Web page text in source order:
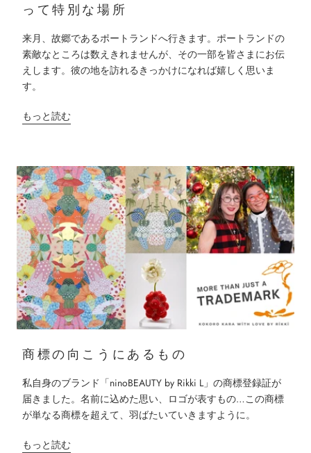
って特別な場所
来月、故郷であるポートランドへ行きます。ポートランドの
素敵なところは数えきれませんが、その一部を皆さまにお伝
えします。彼の地を訪れるきっかけになれば嬉しく思いま
す。
もっと読む
商標の向こうにあるもの
私自身のブランド「ninoBEAUTY by Rikki L」の商標登録証が
届きました。名前に込めた思い、ロゴが表すもの…この商標
が単なる商標を超えて、羽ばたいていきますように。
もっと読む